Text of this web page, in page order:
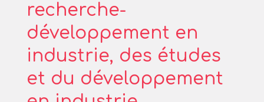
recherche-
développement en
industrie, des études
et du développement